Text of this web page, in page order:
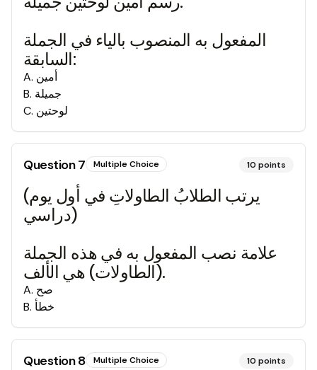
المفعول به المنصوب بالياء في الجملة
السابقة:
A. أمين
B. جميلة
C. لوحتين
Question7 Multiple Choice 10 points
(يرتب الطلابُ الطاولاتِ في أول يوم
دراسي)
علامة نصب المفعول به في هذه الجملة
(الطاولات) هي الألف.
A. صح
B. خطأ
Question8 Multiple Choice 10 points